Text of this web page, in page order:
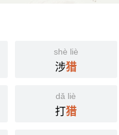
shè liè
涉猎
dǎ liè
打猎